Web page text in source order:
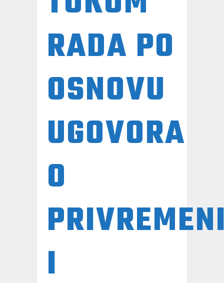
RADA PO
OSNOVU
UGOVORA
O
I